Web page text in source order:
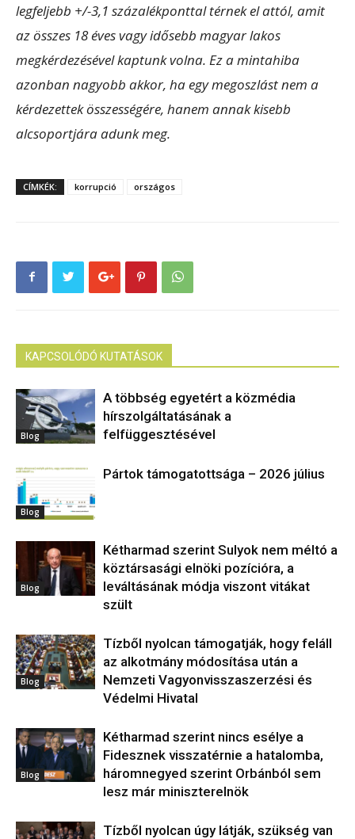
legfeljebb +/-3,1 százalékponttal térnek el attól, amit
az összes 18 éves vagy idősebb magyar lakos
megkérdezésével kaptunk volna. Ez a mintahiba
azonban nagyobb akkor, ha egy megoszlást nem a
kérdezettek összességére, hanem annak kisebb
alcsoportjára adunk meg.
CÍMKÉK: korrupció országos
KAPCSOLÓDÓ KUTATÁSOK
Blog
A többség egyetért a közmédia
hírszolgáltatásának a
felfüggesztésével
Blog
Pártok támogatottsága – 2026 július
Blog
Kétharmad szerint Sulyok nem méltó a
köztársasági elnöki pozícióra, a
leváltásának módja viszont vitákat
szült
Blog
Tízből nyolcan támogatják, hogy feláll
az alkotmány módosítása után a
Nemzeti Vagyonvisszaszerzési és
Védelmi Hivatal
Blog
Kétharmad szerint nincs esélye a
Fidesznek visszatérnie a hatalomba,
háromnegyed szerint Orbánból sem
lesz már miniszterelnök
Tízből nyolcan úgy látják, szükség van